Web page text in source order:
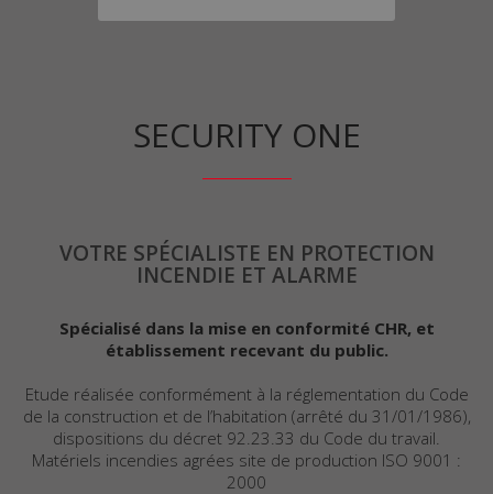
SECURITY ONE
VOTRE SPÉCIALISTE EN PROTECTION
INCENDIE ET ALARME
Spécialisé dans la mise en conformité CHR, et
établissement recevant du public.
Etude réalisée conformément à la réglementation du Code
de la construction et de l’habitation (arrêté du 31/01/1986),
dispositions du décret 92.23.33 du Code du travail.
Matériels incendies agrées site de production ISO 9001 :
2000